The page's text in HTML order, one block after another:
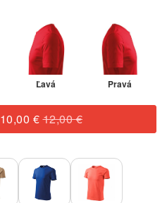
Ľavá Pravá
10,00 €12,00 €